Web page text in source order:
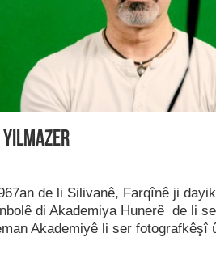
de li Silivanê, Farqînê ji
di Akademiya Hunerê de li
Akademiyê li ser fotografkêşî